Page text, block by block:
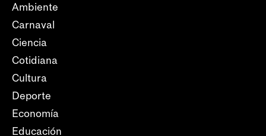
Ambiente
Carnaval
Ciencia
Cotidiana
Cultura
Deporte
Economía
Educación